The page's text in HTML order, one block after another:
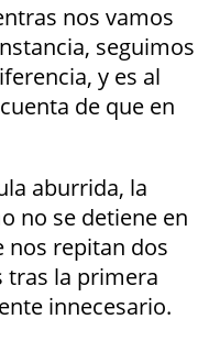
nos vamos
seguimos
y es al
de que en
aburrida, la
no se detiene en
nos repitan dos
tras la primera
innecesario.